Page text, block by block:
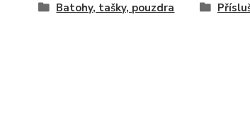
Batohy, tašky, pouzdra